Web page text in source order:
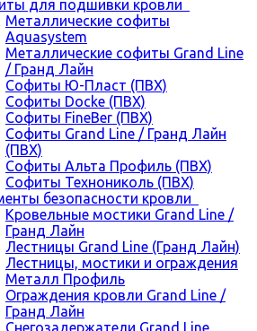
для подшивки кровли
Металлические софиты
Aquasystem
Металлические софиты Grand Line
/ Гранд Лайн
Софиты Ю-Пласт (ПВХ)
Софиты Docke (ПВХ)
Софиты FineBer (ПВХ)
Софиты Grand Line / Гранд Лайн
(ПВХ)
Софиты Альта Профиль (ПВХ)
Софиты Технониколь (ПВХ)
безопасности кровли
Кровельные мостики Grand Line /
Гранд Лайн
Лестницы Grand Line (Гранд Лайн)
Лестницы, мостики и ограждения
Металл Профиль
Ограждения кровли Grand Line /
Гранд Лайн
Снегозадержатели Grand Line